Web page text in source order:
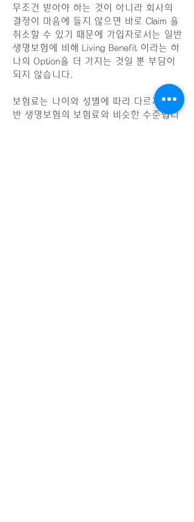
무조건 받아야 하는 것이 아니라 회사의
결정이 마음에 들지 않으면 바로 Claim 을
취소할 수 있기 때문에 가입자로서는 일반
생명보험에 비해 Living Benefit 이라는 하
나의 Option을 더 가지는 것일 뿐 부담이
되지 않습니다.
보험료는 나이와 성별에 따라 다르지만 일
반 생명보험의 보험료와 비슷한 수준입니